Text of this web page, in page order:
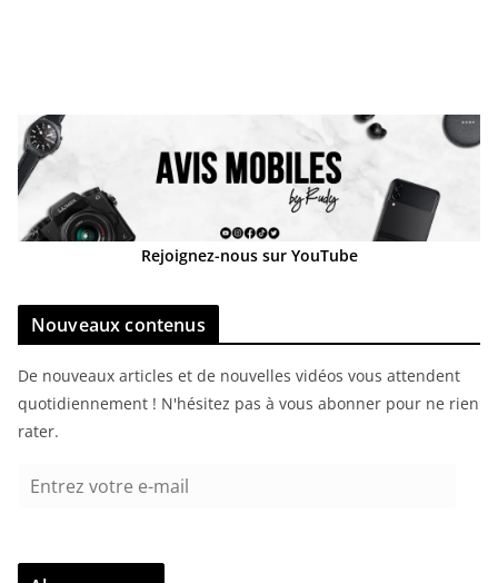
Rejoignez-nous sur YouTube
Nouveaux contenus
De nouveaux articles et de nouvelles vidéos vous attendent
quotidiennement ! N'hésitez pas à vous abonner pour ne rien
rater.
r